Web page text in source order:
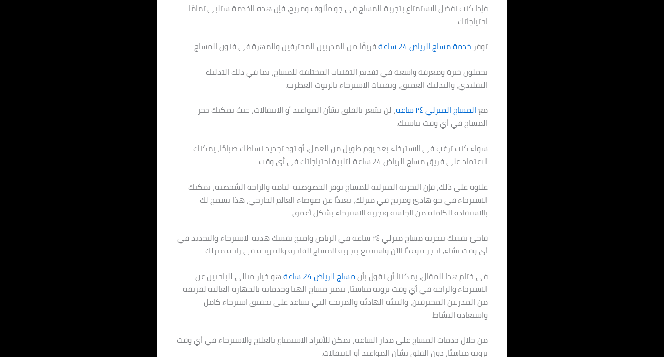
فإذا كنت تفضل الاستمتاع بتجربة المساج في جو مألوف ومريح، فإن هذه الخدمة ستلبي تمامًا
احتياجاتك.
توفر خدمة مساج الرياض 24 ساعة
فريقًا من المدربين المحترفين والمهرة في فنون المساج.
يحملون خبرة ومعرفة واسعة في تقديم التقنيات المختلفة للمساج، بما في ذلك التدليك
التقليدي، والتدليك العميق، وتقنيات الاسترخاء بالزيوت العطرية.
معالمساج المنزلي ٢٤ ساعة
، لن تشعر بالقلق بشأن المواعيد أو الانتقالات، حيث يمكنك حجز
المساج في أي وقت يناسبك.
سواء كنت ترغب في الاسترخاء بعد يوم طويل من العمل، أو تود تجديد نشاطك صباحًا، يمكنك
الاعتماد على فريق مساج الرياض 24 ساعة لتلبية احتياجاتك في أي وقت.
علاوة على ذلك، فإن التجربة المنزلية للمساج توفر الخصوصية التامة والراحة الشخصية، يمكنك
الاسترخاء في جو هادئ ومريح في منزلك، بعيدًا عن ضوضاء العالم الخارجي، هذا يسمح لك
بالاستفادة الكاملة من الجلسة وتجربة الاسترخاء بشكل أعمق.
فاجئ نفسك بتجربة مساج منزلي ٢٤ ساعة في الرياض وامنح نفسك هدية الاسترخاء والتجديد في
أي وقت تشاء، احجز موعدًا الآن واستمتع بتجربة المساج الفاخرة والمريحة في راحة منزلك.
في ختام هذا المقال، يمكننا أن نقول بأنمساج الرياض 24 ساعة
هو خيار مثالي للباحثين عن
الاسترخاء والراحة في أي وقت يرونه مناسبًا، يتميز مساج الهنا وخدماته بالمهارة العالية لفريقه
من المدربين المحترفين، والبيئة الهادئة والمريحة التي تساعد على تحقيق استرخاء كامل
واستعادة النشاط.
من خلال خدمات المساج على مدار الساعة، يمكن للأفراد الاستمتاع بالعلاج والاسترخاء في أي وقت
يرونه مناسبًا، دون القلق بشأن المواعيد أو الانتقالات.